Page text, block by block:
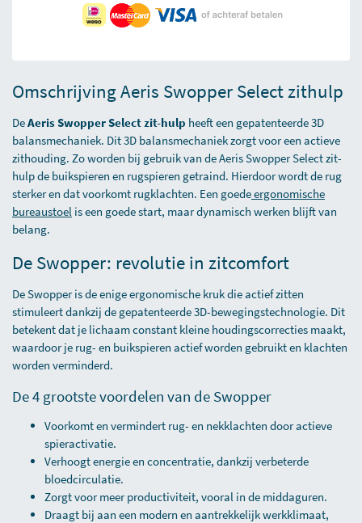
Omschrijving Aeris Swopper Select zithulp
DeAeris Swopper Select zit-hulp heeft een gepatenteerde 3D
balansmechaniek. Dit 3D balansmechaniek zorgt voor een actieve
zithouding. Zo worden bij gebruik van de Aeris Swopper Select zit-
hulp de buikspieren en rugspieren getraind. Hierdoor wordt de rug
sterker en dat voorkomt rugklachten. Een goedeergonomische
bureaustoel is een goede start, maar dynamisch werken blijft van
belang.
De Swopper: revolutie in zitcomfort
De Swopper is de enige ergonomische kruk die actief zitten
stimuleert dankzij de gepatenteerde 3D-bewegingstechnologie. Dit
betekent dat je lichaam constant kleine houdingscorrecties maakt,
waardoor je rug- en buikspieren actief worden gebruikt en klachten
worden verminderd.
De 4 grootste voordelen van de Swopper
Voorkomt en vermindert rug- en nekklachten door actieve
spieractivatie.
Verhoogt energie en concentratie, dankzij verbeterde
bloedcirculatie.
Zorgt voor meer productiviteit, vooral in de middaguren.
Draagt bij aan een modern en aantrekkelijk werkklimaat,